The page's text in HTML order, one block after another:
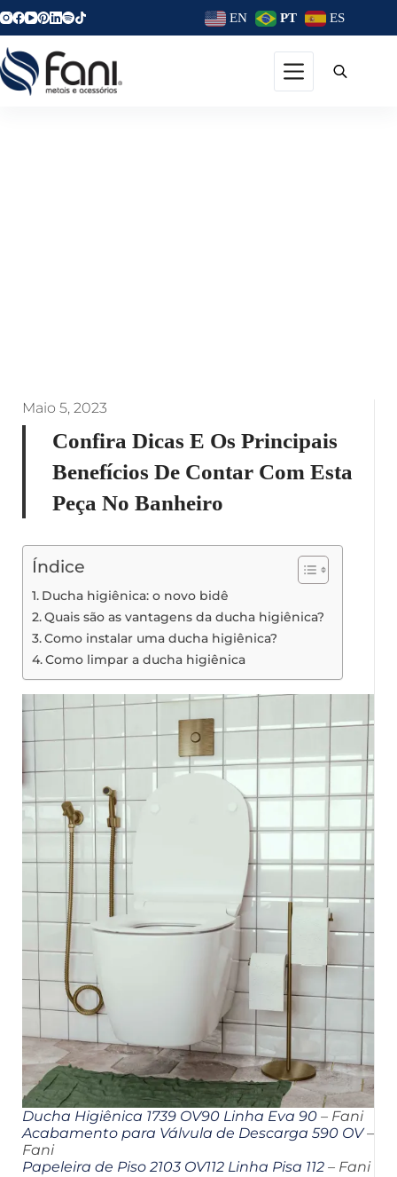
EN PT ES
Maio 5, 2023
Confira Dicas E Os Principais
Benefícios De Contar Com Esta
Peça No Banheiro
Índice
Ducha higiênica: o novo bidê
Quais são as vantagens da ducha higiênica?
Como instalar uma ducha higiênica?
Como limpar a ducha higiênica
Ducha Higiênica 1739 OV90 Linha Eva 90 – Fani
Acabamento para Válvula de Descarga 590 OV–
Fani
Papeleira de Piso 2103 OV112 Linha Pisa 112 – Fani